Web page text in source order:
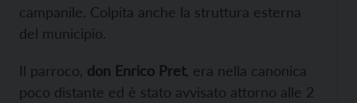
campanile. Colpita anche la struttura esterna
del municipio.
Il parroco, don Enrico Pret, era nella canonica
poco distante ed è stato avvisato attorno alle 2